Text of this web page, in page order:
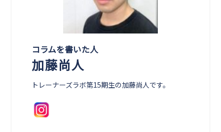
コラムを書いた人
加藤尚人
トレーナーズラボ第15期生の加藤尚人です。